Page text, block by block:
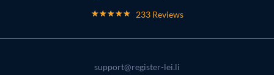
233 Reviews
support@register-lei.li